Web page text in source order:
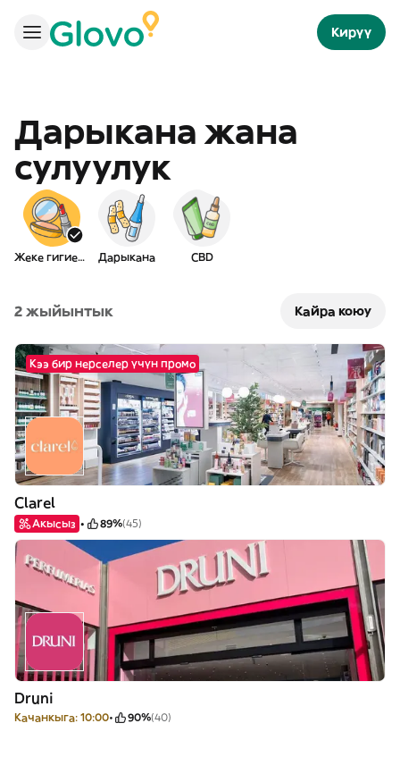
Кирүү
Дарыкана жана
сулуулук
Жеке гигиена Дарыкана CBD
2 жыйынтык Кайра коюу
Кээ бир нерселер үчүн промо
Clarel
Акысыз 89%(45)
Druni
Качанкыга: 10:00 90%(40)